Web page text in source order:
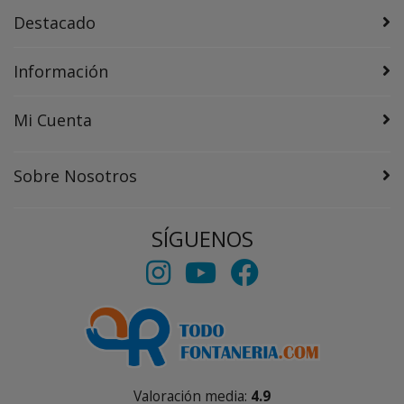
Destacado
Información
Mi Cuenta
Sobre Nosotros
SÍGUENOS
Valoración media: 4.9